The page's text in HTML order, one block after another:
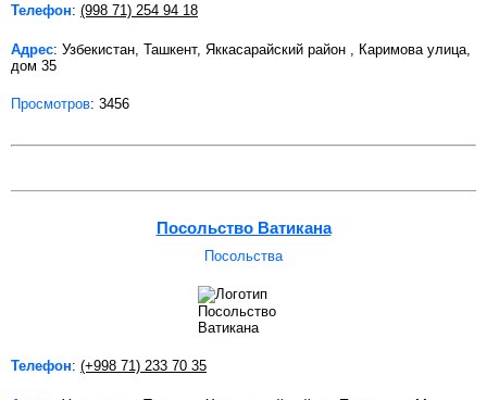
Телефон: (998 71) 254 94 18
Адрес: Узбекистан, Ташкент, Яккасарайский район , Каримова улица,
дом 35
Просмотров: 3456
Посольство Ватикана
Посольства
Телефон: (+998 71) 233 70 35